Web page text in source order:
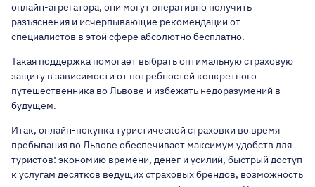
онлайн-агрегатора, они могут оперативно получить
разъяснения и исчерпывающие рекомендации от
специалистов в этой сфере абсолютно бесплатно.
Такая поддержка помогает выбрать оптимальную страховую
защиту в зависимости от потребностей конкретного
путешественника во Львове и избежать недоразумений в
будущем.
Итак, онлайн-покупка туристической страховки во время
пребывания во Львове обеспечивает максимум удобств для
туристов: экономию времени, денег и усилий, быстрый доступ
к услугам десятков ведущих страховых брендов, возможность